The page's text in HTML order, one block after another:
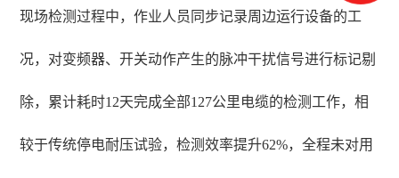
现场检测过程中，作业人员同步记录周边运行设备的工
况，对变频器、开关动作产生的脉冲干扰信号进行标记剔
除，累计耗时12天完成全部127公里电缆的检测工作，相
较于传统停电耐压试验，检测效率提升62%，全程未对用